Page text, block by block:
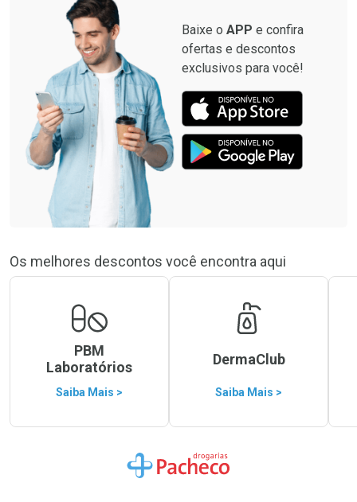
Baixe o APP e confira
ofertas e descontos
exclusivos para você!
Os melhores descontos você encontra aqui
PBM
Laboratórios
Saiba Mais >
DermaClub
Saiba Mais >
Ir para a Home